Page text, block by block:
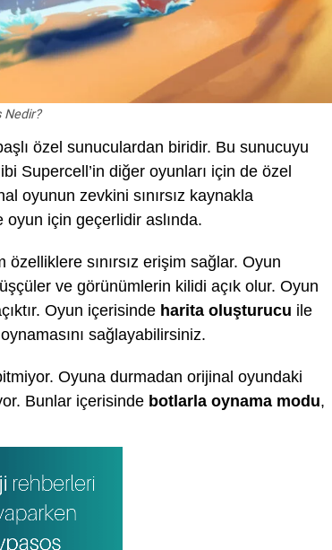
Nedir?
özel sunuculardan biridir. Bu sunucuyu
Supercell’in diğer oyunları için de özel
oyunun zevkini sınırsız kaynakla
için geçerlidir aslında.
özelliklere sınırsız erişim sağlar. Oyun
ve görünümlerin kilidi açık olur. Oyun
Oyun içerisinde harita oluşturucu ile
sağlayabilirsiniz.
Oyuna durmadan orijinal oyundaki
Bunlar içerisinde botlarla oynama modu,